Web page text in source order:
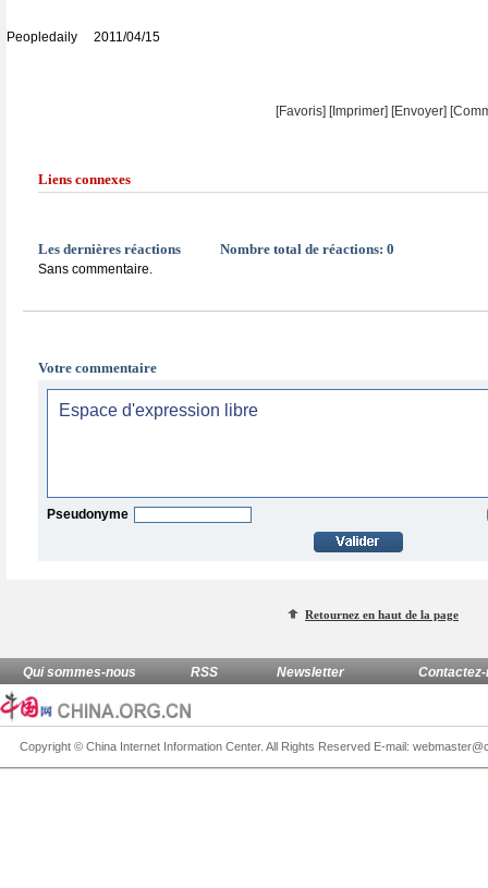
Peopledaily 2011/04/15
[Favoris] [Imprimer] [Envoyer]
Liens connexes
Les dernières réactions Nombre total de réactions: 0
Sans commentaire.
Votre commentaire
Pseudonyme
Retournez en haut de la page